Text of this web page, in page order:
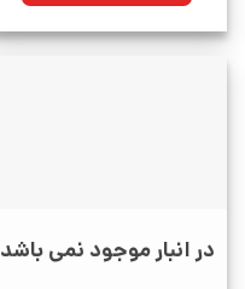
در انبار موجود نمی باشد